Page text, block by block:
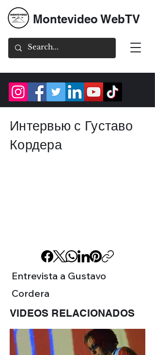
Montevideo WebTV
Интервью с Густаво
Кордера
Entrevista a Gustavo
Cordera
VIDEOS RELACIONADOS